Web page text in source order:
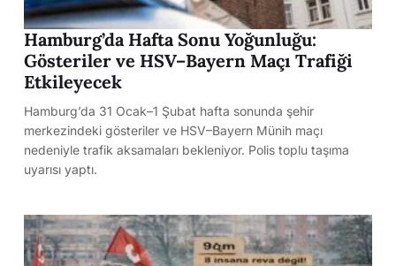
Hamburg’da Hafta Sonu Yoğunluğu:
Gösteriler ve HSV–Bayern Maçı Trafiği
Etkileyecek
Hamburg’da 31 Ocak–1 Şubat hafta sonunda şehir
merkezindeki gösteriler ve HSV–Bayern Münih maçı
nedeniyle trafik aksamaları bekleniyor. Polis toplu taşıma
uyarısı yaptı.